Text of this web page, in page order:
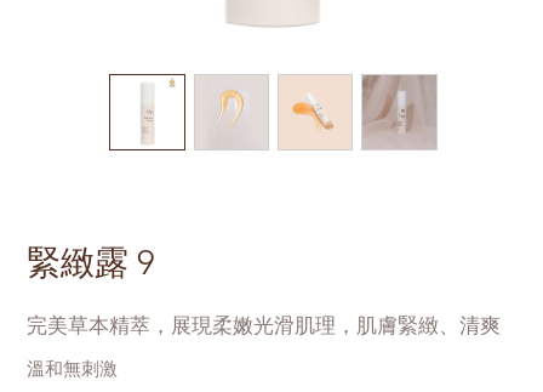
緊緻露 9
完美草本精萃，展現柔嫩光滑肌理，肌膚緊緻、清爽
溫和無刺激